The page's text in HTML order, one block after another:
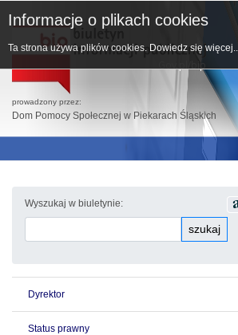
prowadzony przez:
Dom Pomocy Społecznej w Piekarach Śląskich
Wyszukaj w biuletynie:
szukaj
Dyrektor
Status prawny
Informacje o plikach cookies
Ta strona używa plików cookies. Dowiedz się więcej...